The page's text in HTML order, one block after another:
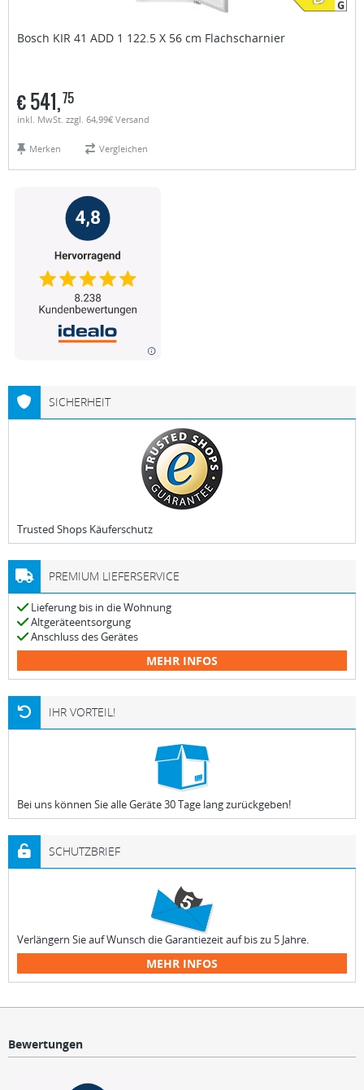
Bosch KIR 41 ADD 1 122.5 X 56 cm Flachscharnier
€541,75
inkl. MwSt. zzgl. 64,99€ Versand
Merken Vergleichen
SICHERHEIT
Trusted Shops Käuferschutz
PREMIUM LIEFERSERVICE
Lieferung bis in die Wohnung
Altgeräteentsorgung
Anschluss des Gerätes
MEHR INFOS
IHR VORTEIL!
Bei uns können Sie alle Geräte 30 Tage lang zurückgeben!
SCHUTZBRIEF
Verlängern Sie auf Wunsch die Garantiezeit auf bis zu 5 Jahre.
MEHR INFOS
Bewertungen